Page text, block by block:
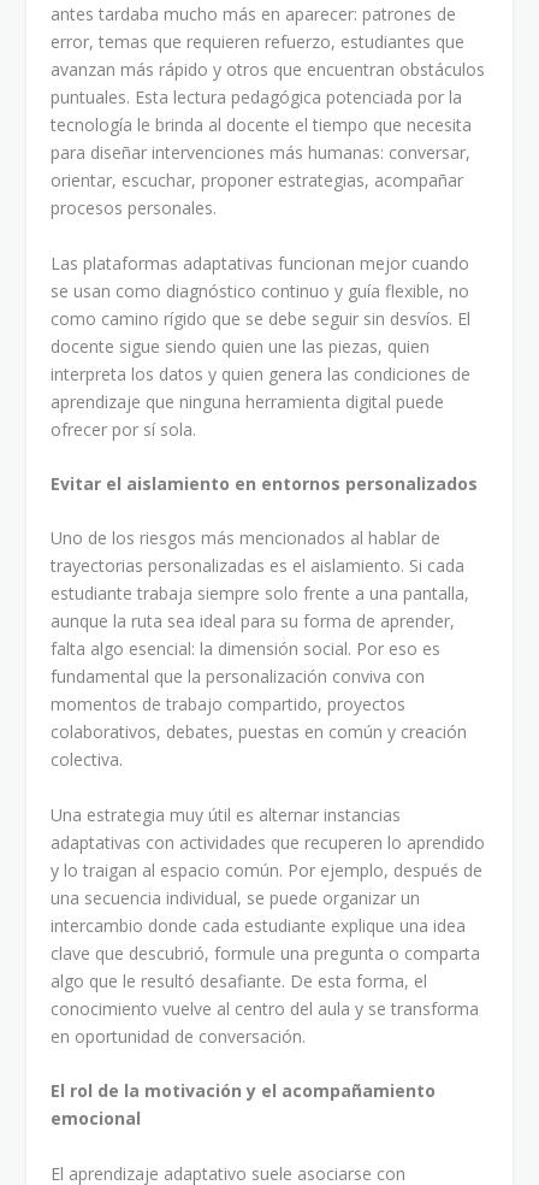
antes tardaba mucho más en aparecer: patrones de
error, temas que requieren refuerzo, estudiantes que
avanzan más rápido y otros que encuentran obstáculos
puntuales. Esta lectura pedagógica potenciada por la
tecnología le brinda al docente el tiempo que necesita
para diseñar intervenciones más humanas: conversar,
orientar, escuchar, proponer estrategias, acompañar
procesos personales.
Las plataformas adaptativas funcionan mejor cuando
se usan como diagnóstico continuo y guía flexible, no
como camino rígido que se debe seguir sin desvíos. El
docente sigue siendo quien une las piezas, quien
interpreta los datos y quien genera las condiciones de
aprendizaje que ninguna herramienta digital puede
ofrecer por sí sola.
Evitar el aislamiento en entornos personalizados
Uno de los riesgos más mencionados al hablar de
trayectorias personalizadas es el aislamiento. Si cada
estudiante trabaja siempre solo frente a una pantalla,
aunque la ruta sea ideal para su forma de aprender,
falta algo esencial: la dimensión social. Por eso es
fundamental que la personalización conviva con
momentos de trabajo compartido, proyectos
colaborativos, debates, puestas en común y creación
colectiva.
Una estrategia muy útil es alternar instancias
adaptativas con actividades que recuperen lo aprendido
y lo traigan al espacio común. Por ejemplo, después de
una secuencia individual, se puede organizar un
intercambio donde cada estudiante explique una idea
clave que descubrió, formule una pregunta o comparta
algo que le resultó desafiante. De esta forma, el
conocimiento vuelve al centro del aula y se transforma
en oportunidad de conversación.
El rol de la motivación y el acompañamiento
emocional
El aprendizaje adaptativo suele asociarse con